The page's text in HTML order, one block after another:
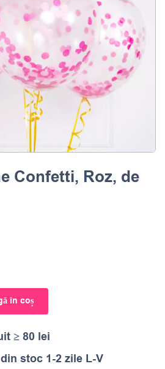
Confetti, Roz, de
în coș
≥ 80 lei
stoc 1-2 zile L-V